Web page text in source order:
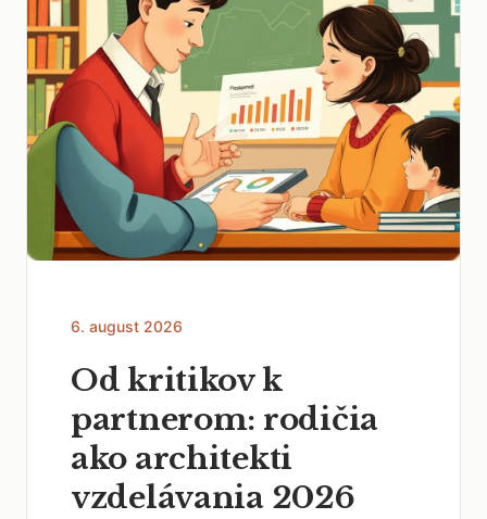
6. august 2026
Od kritikov k
partnerom: rodičia
ako architekti
vzdelávania 2026